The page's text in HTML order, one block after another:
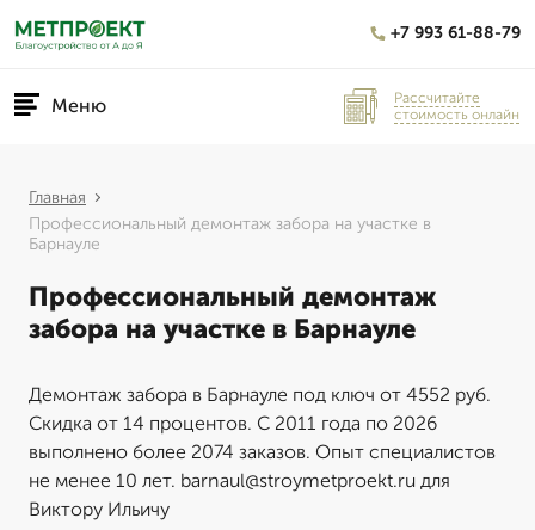
+7 993 61-88-79
Меню
Рассчитайте
стоимость онлайн
Главная
Профессиональный демонтаж забора на участке в
Барнауле
Профессиональный демонтаж
забора на участке в Барнауле
Демонтаж забора в Барнауле под ключ от 4552 руб.
Скидка от 14 процентов. С 2011 года по 2026
выполнено более 2074 заказов. Опыт специалистов
не менее 10 лет. barnaul@stroymetproekt.ru для
Виктору Ильичу